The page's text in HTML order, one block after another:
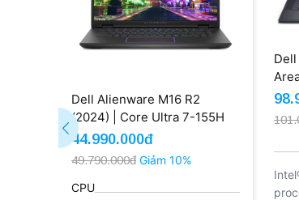
Dell Alienware M16 R2
(2024) | Core Ultra 7-155H
16GB 1TB RTX 4070 8GB
QHD+ 240Hz (Outlet)
44.990.000đ
49.790.000đ Giảm 10%
CPU